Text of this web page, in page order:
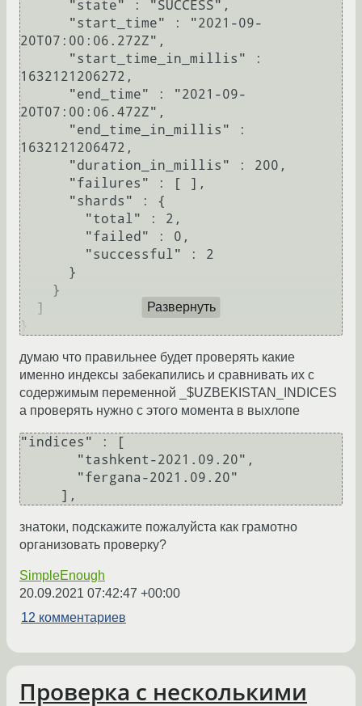
20T07:00:06.272Z",
1632121206272,
20T07:00:06.472Z",
1632121206472,
Развернуть
думаю что правильнее будет проверять какие
именно индексы забекапились и сравнивать их с
содержимым переменной _$UZBEKISTAN_INDICES
а проверять нужно с этого момента в выхлопе
"indices" : [
знатоки, подскажите пожалуйста как грамотно
организовать проверку?
SimpleEnough
20.09.2021 07:42:47 +00:00
12 комментариев
Проверка с несколькими